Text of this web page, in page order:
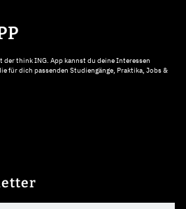
think ING. App kannst du deine Interessen
für dich passenden Studiengänge, Praktika, Jobs &